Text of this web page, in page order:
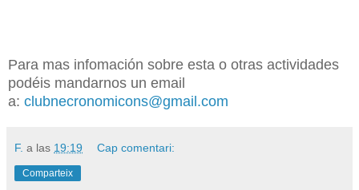
Para mas infomación sobre esta o otras actividades
podéis mandarnos un email
a: clubnecronomicons@gmail.com
F. a las 19:19 Cap comentari:
Comparteix